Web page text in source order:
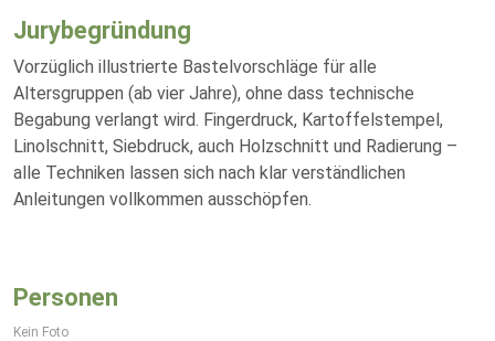
Jurybegründung
Vorzüglich illustrierte Bastelvorschläge für alle
Altersgruppen (ab vier Jahre), ohne dass technische
Begabung verlangt wird. Fingerdruck, Kartoffelstempel,
Linolschnitt, Siebdruck, auch Holzschnitt und Radierung –
alle Techniken lassen sich nach klar verständlichen
Anleitungen vollkommen ausschöpfen.
Personen
Kein Foto